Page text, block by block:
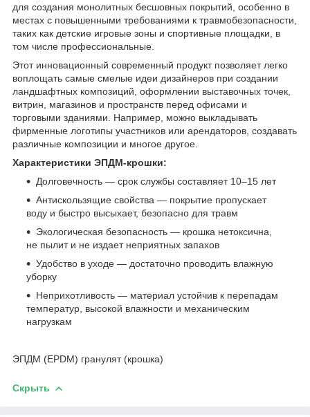
для создания монолитных бесшовных покрытий, особенно в
местах с повышенными требованиями к травмобезопасности,
таких как детские игровые зоны и спортивные площадки, в
том числе профессиональные.
Этот инновационный современный продукт позволяет легко
воплощать самые смелые идеи дизайнеров при создании
ландшафтных композиций, оформлении выставочных точек,
витрин, магазинов и пространств перед офисами и
торговыми зданиями. Например, можно выкладывать
фирменные логотипы участников или арендаторов, создавать
различные композиции и многое другое.
Характеристики ЭПДМ-крошки:
Долговечность — срок службы составляет 10–15 лет
Антискользящие свойства — покрытие пропускает
воду и быстро высыхает, безопасно для травм
Экологическая безопасность — крошка нетоксична,
не пылит и не издает неприятных запахов
Удобство в уходе — достаточно проводить влажную
уборку
Неприхотливость — материал устойчив к перепадам
температур, высокой влажности и механическим
нагрузкам
ЭПДМ (EPDM) гранулят (крошка)
Скрыть